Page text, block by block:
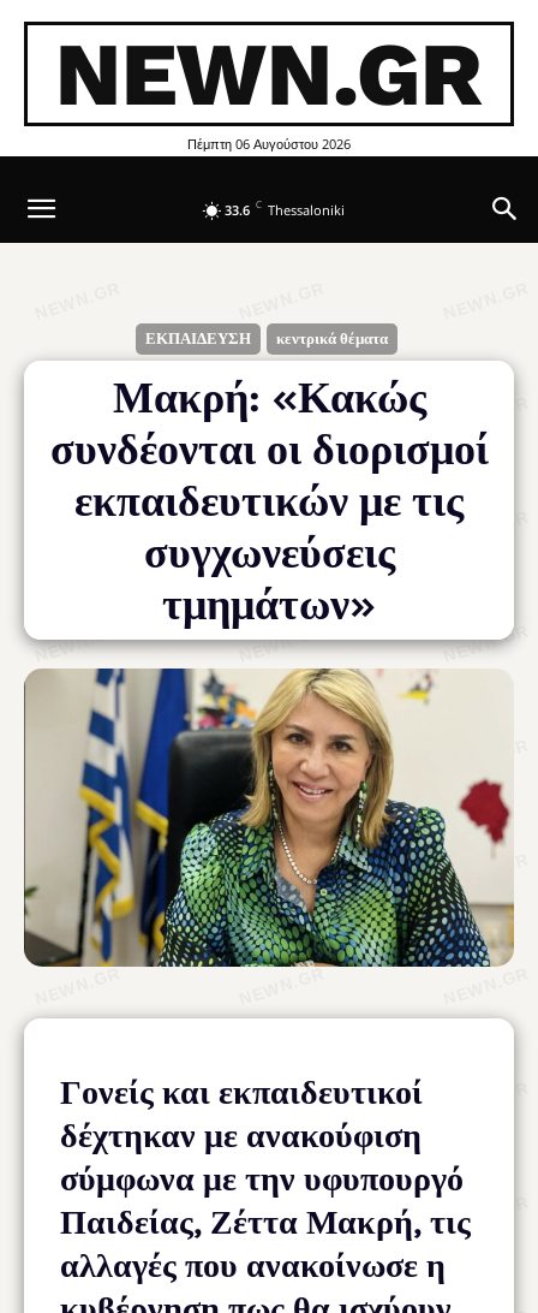
NEWN.GR
Πέμπτη 06 Αυγούστου 2026
33.6 C Thessaloniki
ΕΚΠΑΙΔΕΥΣΗ κεντρικά θέματα
Μακρή: «Κακώς
συνδέονται οι διορισμοί
εκπαιδευτικών με τις
συγχωνεύσεις
τμημάτων»
Γονείς και εκπαιδευτικοί
δέχτηκαν με ανακούφιση
σύμφωνα με την υφυπουργό
Παιδείας, Ζέττα Μακρή, τις
αλλαγές που ανακοίνωσε η